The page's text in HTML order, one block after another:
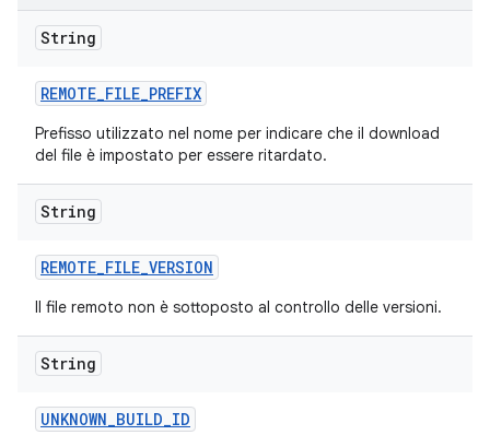
String
REMOTE_FILE_PREFIX
Prefisso utilizzato nel nome per indicare che il download
del file è impostato per essere ritardato.
String
REMOTE_FILE_VERSION
Il file remoto non è sottoposto al controllo delle versioni.
String
UNKNOWN_BUILD_ID